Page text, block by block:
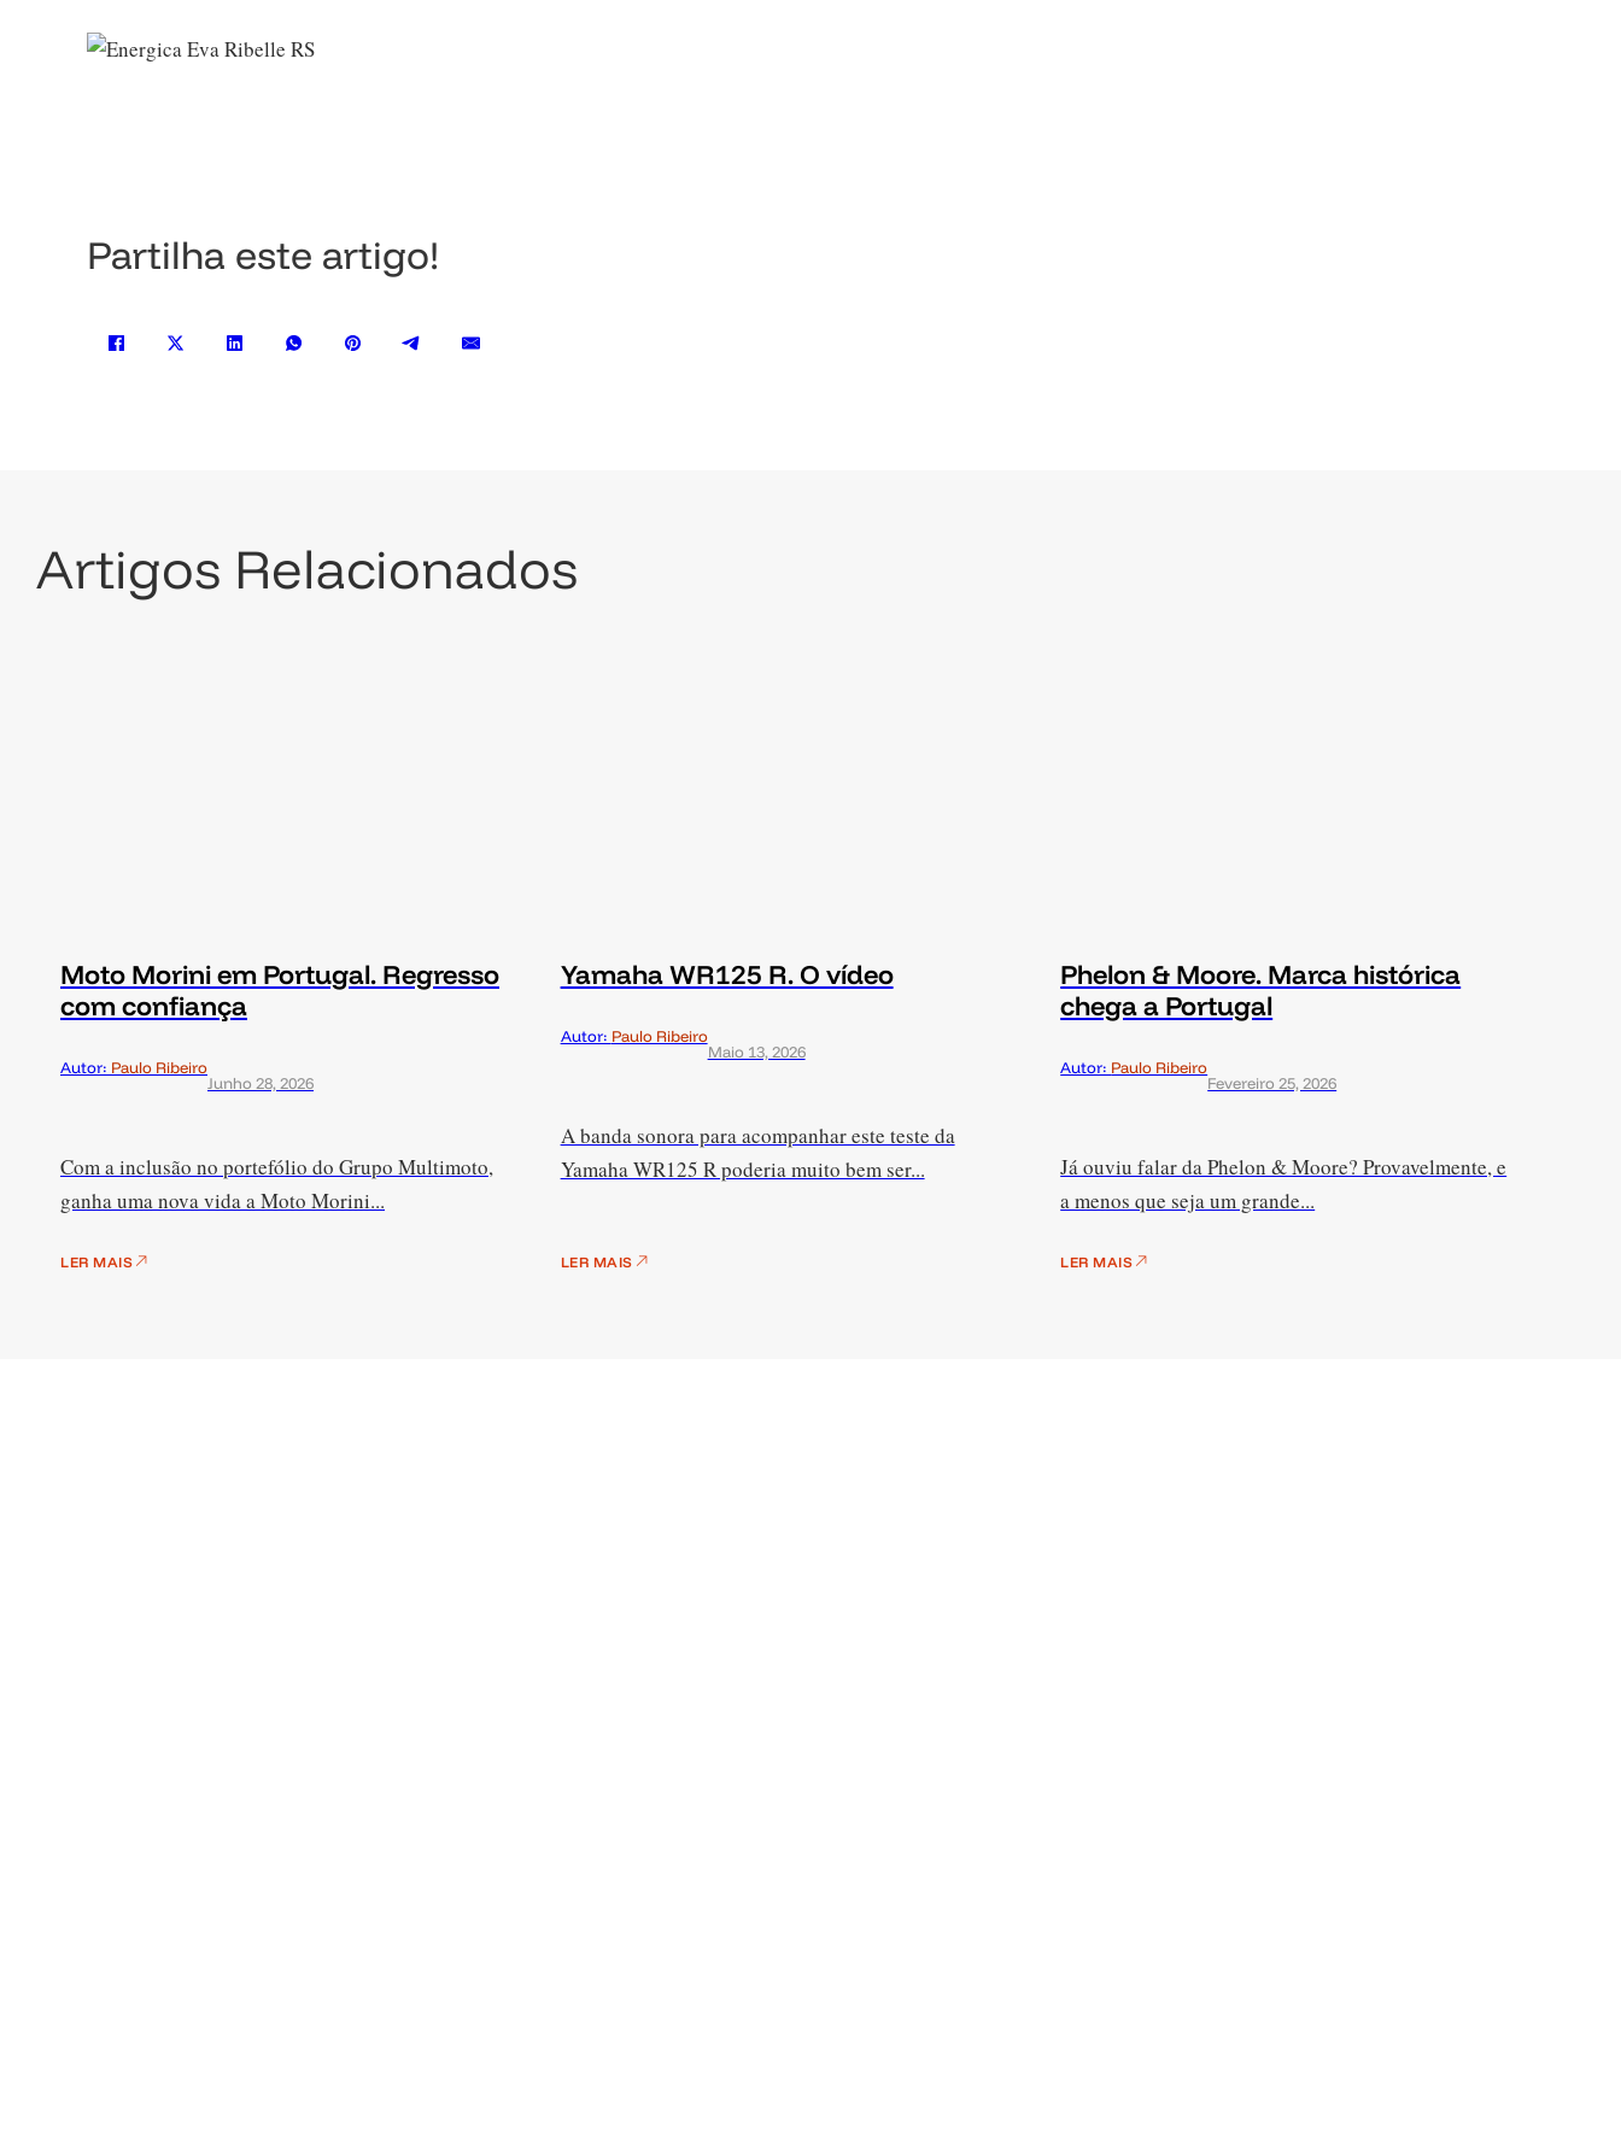
Partilha este artigo!
Artigos Relacionados
Moto Morini em Portugal. Regresso
com confiança
Autor: Paulo Ribeiro
Junho 28, 2026
Com a inclusão no portefólio do Grupo Multimoto,
ganha uma nova vida a Moto Morini...
LER MAIS
Yamaha WR125 R. O vídeo
Autor: Paulo Ribeiro
Maio 13, 2026
A banda sonora para acompanhar este teste da
Yamaha WR125 R poderia muito bem ser...
LER MAIS
Phelon & Moore. Marca histórica
chega a Portugal
Autor: Paulo Ribeiro
Fevereiro 25, 2026
Já ouviu falar da Phelon & Moore? Provavelmente, e
a menos que seja um grande...
LER MAIS